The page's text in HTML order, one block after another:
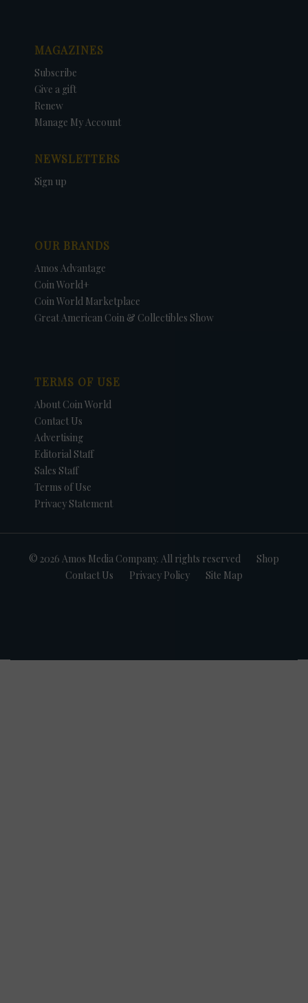
MAGAZINES
Subscribe
Give a gift
Renew
Manage My Account
NEWSLETTERS
Sign up
OUR BRANDS
Amos Advantage
Coin World+
Coin World Marketplace
Great American Coin & Collectibles Show
TERMS OF USE
About Coin World
Contact Us
Advertising
Editorial Staff
Sales Staff
Terms of Use
Privacy Statement
© 2026 Amos Media Company. All rights reserved
Shop
Contact Us
Privacy Policy Site Map